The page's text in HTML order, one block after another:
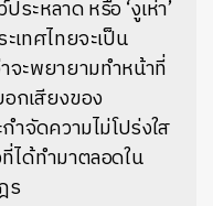
ะหลาด หรือ ‘งูเห่า’
เทศไทยจะเป็น
จะพยายามทำหน้าที่
กเสียงของ
ำจัดความไม่โปร่งใส
ได้ทำมาตลอดใน
ร